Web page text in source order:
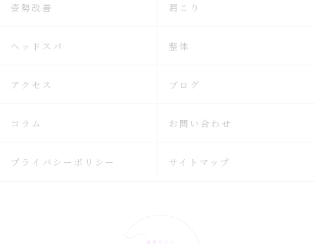
姿勢改善 肩こり
ヘッドスパ 整体
アクセス ブログ
コラム お問い合わせ
プライバシーポリシー サイトマップ